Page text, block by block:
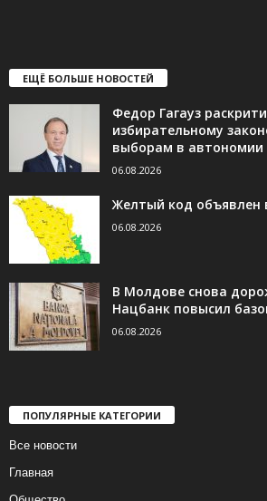
ЕЩЁ БОЛЬШЕ НОВОСТЕЙ
Федор Гагауз
избирательному
выборам в автономии
06.08.2026
Желтый код объявлен
06.08.2026
В Молдове снова
Нацбанк повысил
06.08.2026
ПОПУЛЯРНЫЕ КАТЕГОРИИ
Все новости
Главная